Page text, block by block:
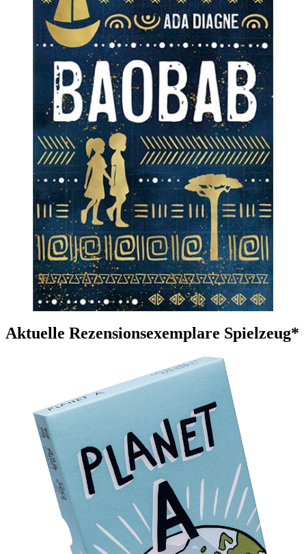
Aktuelle Rezensionsexemplare Spielzeug*